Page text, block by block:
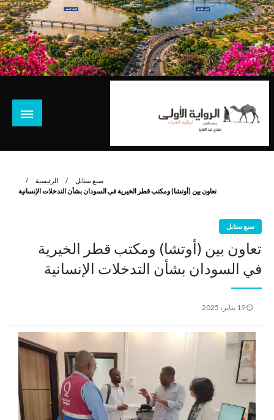
نروي لتعرف
الرئيسية
سبع سنابل
تعاون بين (أوتشا) ومكتب قطر الخيرية في السودان بشأن التدخلات الإنسانية
سبع سنابل
تعاون بين (أوتشا) ومكتب قطر الخيرية
في السودان بشأن التدخلات الإنسانية
نُشر
19 يناير، 2025